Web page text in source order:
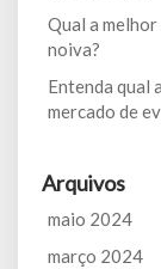
Qual a
noiva?
Entenda qual
mercado de
Arquivos
maio 2024
março 2024